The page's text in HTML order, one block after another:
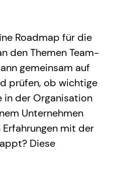
Roadmap für die
den Themen Team-
gemeinsam auf
prüfen, ob wichtige
in der Organisation
Unternehmen
mit der
Diese